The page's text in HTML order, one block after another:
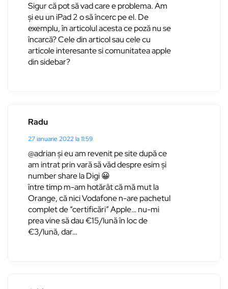
Sigur că pot să vad care e problema. Am
și eu un iPad 2 o să încerc pe el. De
exemplu, în articolul acesta ce poză nu se
încarcă? Cele din articol sau cele cu
articole interesante si comunitatea apple
din sidebar?
Radu
27 ianuarie 2022 la 11:59
@adrian și eu am revenit pe site după ce
am intrat prin vară să văd despre esim și
number share la Digi 😀
între timp m-am hotărât că mă mut la
Orange, că nici Vodafone n-are pachetul
complet de “certificări” Apple… nu-mi
prea vine să dau €15/lună în loc de
€3/lună, dar…